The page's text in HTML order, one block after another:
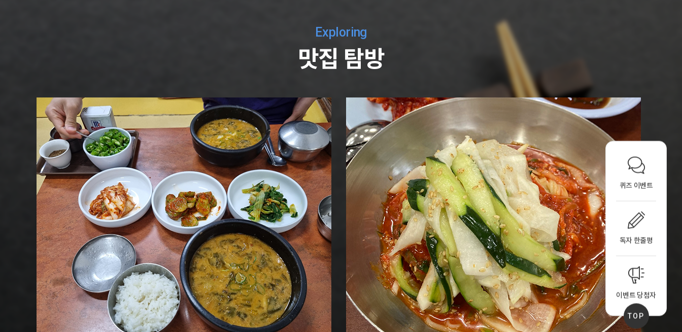
퀴즈 이벤트
독자 한줄평
이벤트 당첨자
TOP
Exploring
맛집 탐방